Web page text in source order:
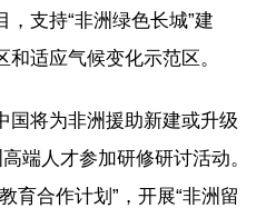
支持“非洲绿色长城”建
适应气候变化示范区。
国将为非洲援助新建或升级
端人才参加研修研讨活动。
育合作计划”，开展“非洲留